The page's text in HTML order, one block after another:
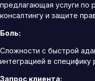
предлагающая услуги по
консалтингу и защите
Боль:
Сложности с быстрой
интеграцией в специфику
Запрос клиента: